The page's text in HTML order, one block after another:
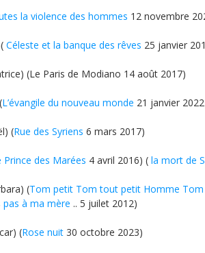
la violence des hommes 12 novembre
Céleste et la banque des rêves 25 janvier
(Le Paris de Modiano 14 août 2017)
L’évangile du nouveau monde 21 janvier
(Rue des Syriens 6 mars 2017)
Prince des Marées 4 avril 2016) ( la mort de
(Tom petit Tom tout petit Homme Tom
pas à ma mère .. 5 juilet 2012)
(Rose nuit 30 octobre 2023)